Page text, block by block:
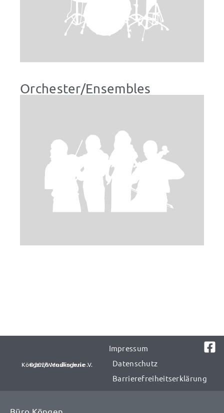
Orchester/Ensembles
©2026 Musikschule Köngen/Wendlingen e.V.​​
Impressum
Datenschutz
Barrierefreiheitserklärung